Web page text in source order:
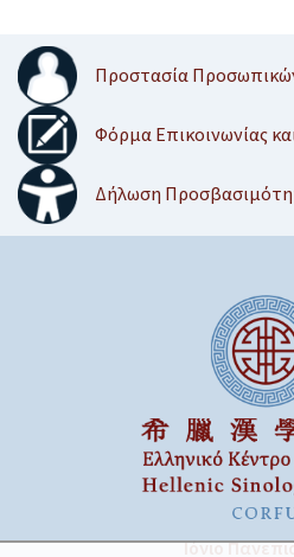
Προστασία
Φόρμα Επικοινωνίας
Δήλωση
Ιόνιο